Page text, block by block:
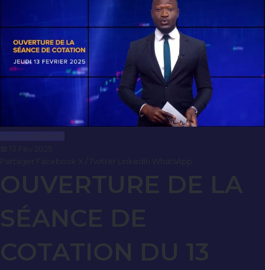
Le Journal BRVM
OUVERTURE DE LA
SÉANCE DE
COTATION DU 13